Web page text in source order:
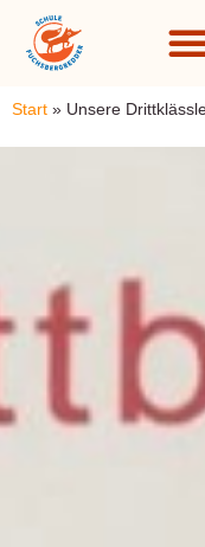
Start » Unsere